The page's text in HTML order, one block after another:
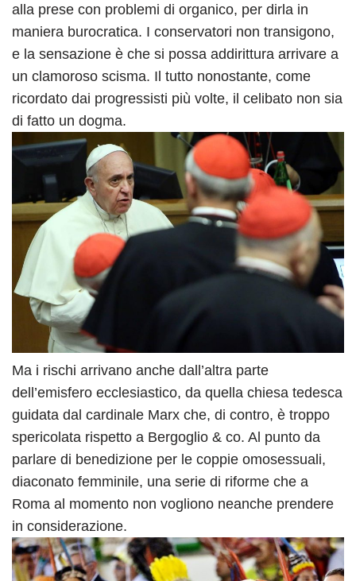
alla prese con problemi di organico, per dirla in
maniera burocratica. I conservatori non transigono,
e la sensazione è che si possa addirittura arrivare a
un clamoroso scisma. Il tutto nonostante, come
ricordato dai progressisti più volte, il celibato non sia
di fatto un dogma.
Ma i rischi arrivano anche dall’altra parte
dell’emisfero ecclesiastico, da quella chiesa tedesca
guidata dal cardinale Marx che, di contro, è troppo
spericolata rispetto a Bergoglio & co. Al punto da
parlare di benedizione per le coppie omosessuali,
diaconato femminile, una serie di riforme che a
Roma al momento non vogliono neanche prendere
in considerazione.